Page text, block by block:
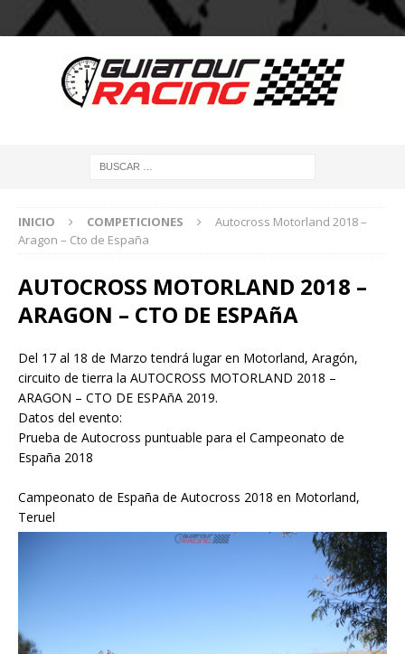
INICIO COMPETICIONES
Autocross Motorland 2018 –
Aragon – Cto de España
AUTOCROSS MOTORLAND 2018 –
ARAGON – CTO DE ESPAñA
Del 17 al 18 de Marzo tendrá lugar en Motorland, Aragón,
circuito de tierra la AUTOCROSS MOTORLAND 2018 –
ARAGON – CTO DE ESPAñA 2019.
Datos del evento:
Prueba de Autocross puntuable para el Campeonato de
España 2018
Campeonato de España de Autocross 2018 en Motorland,
Teruel